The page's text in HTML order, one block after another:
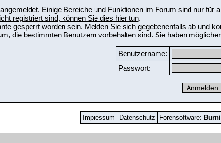
Einige Bereiche und Funktionen im Forum sind nur
registriert sind, können Sie dies hier tun.
gesperrt worden sein. Melden Sie sich gegebenenfalls ab und
die bestimmten Benutzern vorbehalten sind. Sie haben
Benutzername:
Passwort:
Impressum Datenschutz Forensoftware: